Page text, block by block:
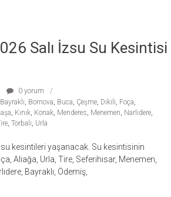
Salı İzsu Su Kesintisi
0 yorum
Bayraklı, Bornova, Buca, Çeşme, Dikili, Foça,
, Kınık, Konak, Menderes, Menemen, Narlıdere,
,Torbalı, Urla
kesintileri yaşanacak. Su kesintisinin
Aliağa, Urla, Tire, Seferihisar, Menemen,
Bayraklı, Ödemiş,